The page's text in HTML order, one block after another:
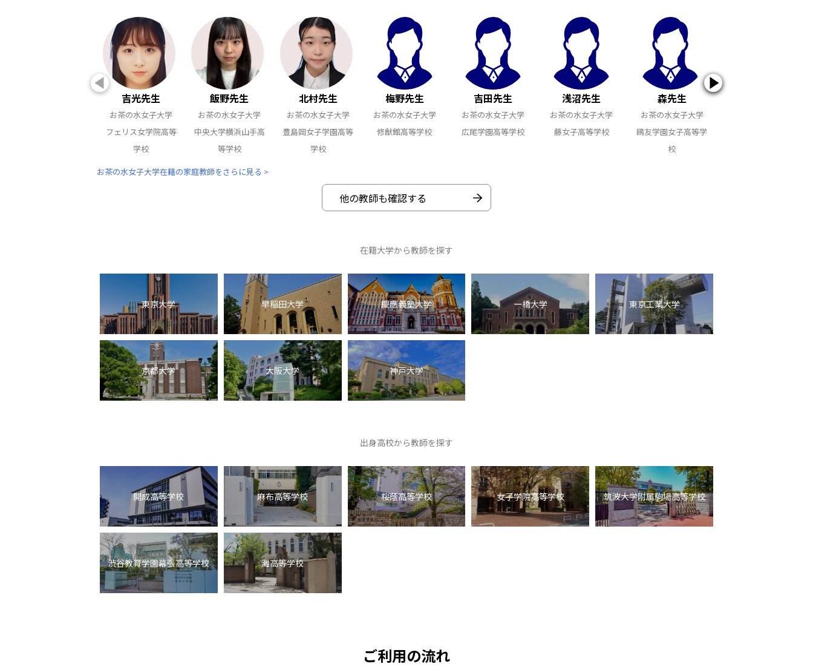
吉光先生
お茶の水女子大学
フェリス女学院高等
学校
飯野先生
お茶の水女子大学
中央大学横浜山手高
等学校
北村先生
お茶の水女子大学
豊島岡女子学園高等
学校
梅野先生
お茶の水女子大学
修猷館高等学校
吉田先生
お茶の水女子大学
広尾学園高等学校
浅沼先生
お茶の水女子大学
藤女子高等学校
森先生
お茶の水女子大学
鴎友学園女子高等学
校
お茶の水女子大学在籍の家庭教師をさらに見る >
他の教師も確認する
在籍大学から教師を探す
東京大学 早稲田大学 慶應義塾大学 一橋大学 東京工業大学
京都大学 大阪大学 神戸大学
出身高校から教師を探す
開成高等学校 麻布高等学校 桜蔭高等学校 女子学院高等学校 筑波大学附属駒場高等学校
渋谷教育学園幕張高等学校 灘高等学校
ご利用の流れ